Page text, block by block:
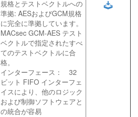
規格とテストベクトルへの
準拠: AESおよびGCM規格
に完全に準拠しています。
MACsec GCM-AES テスト
ベクトルで指定されたすべ
てのテストベクトルに合
格。
インターフェース： 32
ビット FIFO インターフェ
イスにより、他のロジック
および制御ソフトウェアと
の統合が容易